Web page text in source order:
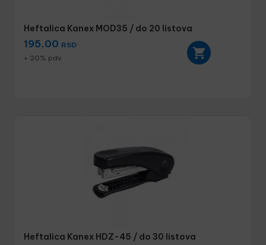
Heftalica Kanex MOD35 / do 20 listova
195,00 RSD
+ 20% pdv
Heftalica Kanex HDZ-45 / do 30 listova